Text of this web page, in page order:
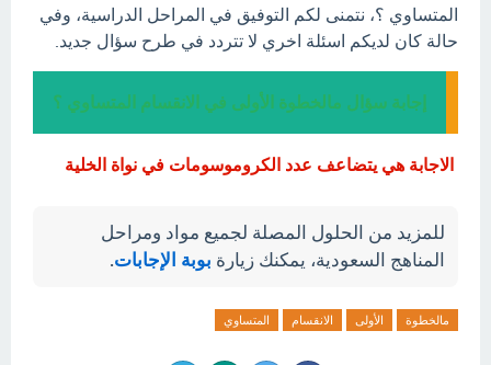
المتساوي ؟، نتمنى لكم التوفيق في المراحل الدراسية، وفي
حالة كان لديكم اسئلة اخري لا تتردد في طرح سؤال جديد.
إجابة سؤال مالخطوة الأولى في الانقسام المتساوي ؟
الاجابة هي يتضاعف عدد الكروموسومات في نواة الخلية
للمزيد من الحلول المصلة لجميع مواد ومراحل
المناهج السعودية، يمكنك زيارة بوبة الإجابات.
مالخطوة الأولى الانقسام المتساوي